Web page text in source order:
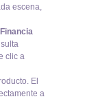
escena,
clic a
El
a